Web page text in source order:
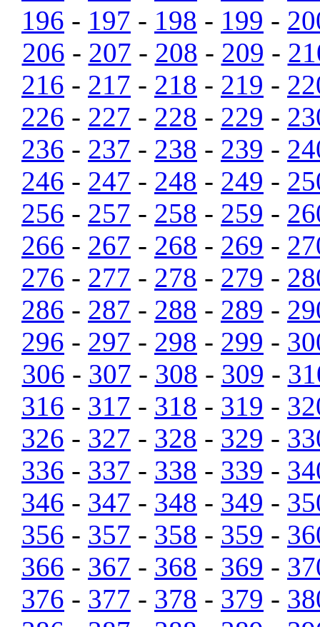
196 - 197 - 198 - 199 -
206 - 207 - 208 - 209 -
216 - 217 - 218 - 219 -
226 - 227 - 228 - 229 -
236 - 237 - 238 - 239 -
246 - 247 - 248 - 249 -
256 - 257 - 258 - 259 -
266 - 267 - 268 - 269 -
276 - 277 - 278 - 279 -
286 - 287 - 288 - 289 -
296 - 297 - 298 - 299 -
306 - 307 - 308 - 309 -
316 - 317 - 318 - 319 -
326 - 327 - 328 - 329 -
336 - 337 - 338 - 339 -
346 - 347 - 348 - 349 -
356 - 357 - 358 - 359 -
366 - 367 - 368 - 369 -
376 - 377 - 378 - 379 -